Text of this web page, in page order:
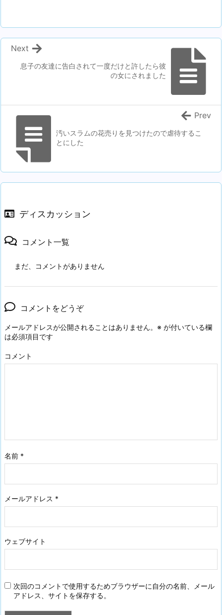
息子の友達に告白されて一度だけと許したら彼
の女にされました
Next
汚いスラムの花売りを見つけたので虐待するこ
とにした
Prev
ディスカッション
コメント一覧
まだ、コメントがありません
コメントをどうぞ
メールアドレスが公開されることはありません。 ※ が付いている欄
は必須項目です
コメント
名前 *
メールアドレス *
ウェブサイト
次回のコメントで使用するためブラウザーに自分の名前、メール
アドレス、サイトを保存する。